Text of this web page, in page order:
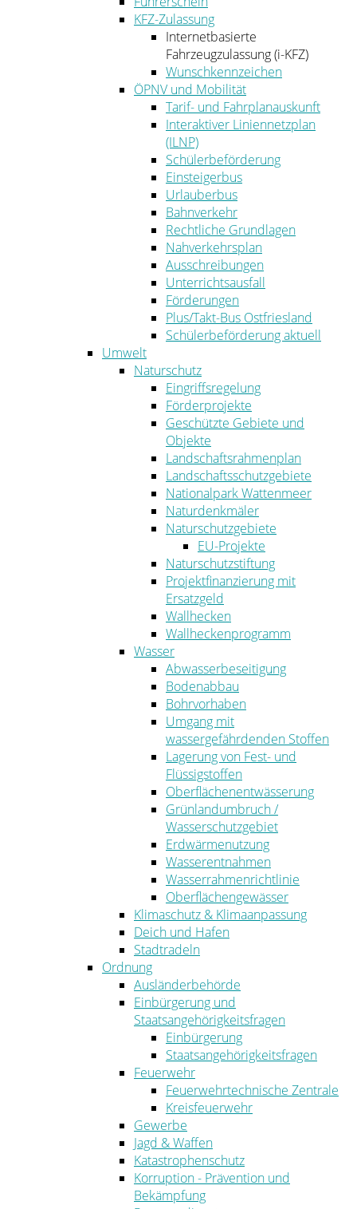
KFZ-Zulassung
Internetbasierte
Fahrzeugzulassung (i-KFZ)
Wunschkennzeichen
ÖPNV und Mobilität
Tarif- und Fahrplanauskunft
Interaktiver Liniennetzplan
(ILNP)
Schülerbeförderung
Einsteigerbus
Urlauberbus
Bahnverkehr
Rechtliche Grundlagen
Nahverkehrsplan
Ausschreibungen
Unterrichtsausfall
Förderungen
Plus/Takt-Bus Ostfriesland
Schülerbeförderung aktuell
Umwelt
Naturschutz
Eingriffsregelung
Förderprojekte
Geschützte Gebiete und
Objekte
Landschaftsrahmenplan
Landschaftsschutzgebiete
Nationalpark Wattenmeer
Naturdenkmäler
Naturschutzgebiete
EU-Projekte
Naturschutzstiftung
Projektfinanzierung mit
Ersatzgeld
Wallhecken
Wallheckenprogramm
Wasser
Abwasserbeseitigung
Bodenabbau
Bohrvorhaben
Umgang mit
wassergefährdenden Stoffen
Lagerung von Fest- und
Flüssigstoffen
Oberflächenentwässerung
Grünlandumbruch /
Wasserschutzgebiet
Erdwärmenutzung
Wasserentnahmen
Wasserrahmenrichtlinie
Oberflächengewässer
Klimaschutz & Klimaanpassung
Deich und Hafen
Stadtradeln
Ordnung
Ausländerbehörde
Einbürgerung und
Staatsangehörigkeitsfragen
Einbürgerung
Staatsangehörigkeitsfragen
Feuerwehr
Feuerwehrtechnische Zentrale
Kreisfeuerwehr
Gewerbe
Jagd & Waffen
Katastrophenschutz
Korruption - Prävention und
Bekämpfung